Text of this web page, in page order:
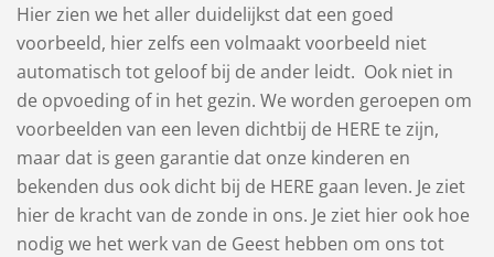
Hier zien we het aller duidelijkst dat een goed
voorbeeld, hier zelfs een volmaakt voorbeeld niet
automatisch tot geloof bij de ander leidt. Ook niet in
de opvoeding of in het gezin. We worden geroepen om
voorbeelden van een leven dichtbij de HERE te zijn,
maar dat is geen garantie dat onze kinderen en
bekenden dus ook dicht bij de HERE gaan leven. Je ziet
hier de kracht van de zonde in ons. Je ziet hier ook hoe
nodig we het werk van de Geest hebben om ons tot